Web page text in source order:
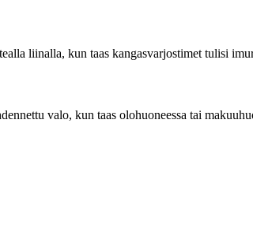
liinalla, kun taas kangasvarjostimet tulisi
valo, kun taas olohuoneessa tai